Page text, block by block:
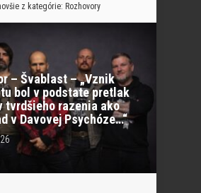
z kategórie: Rozhovory
– Švablast – „Vznik
bol v podstate pretlak
tvrdšieho razenia ako
v Davovej Psychóze…“